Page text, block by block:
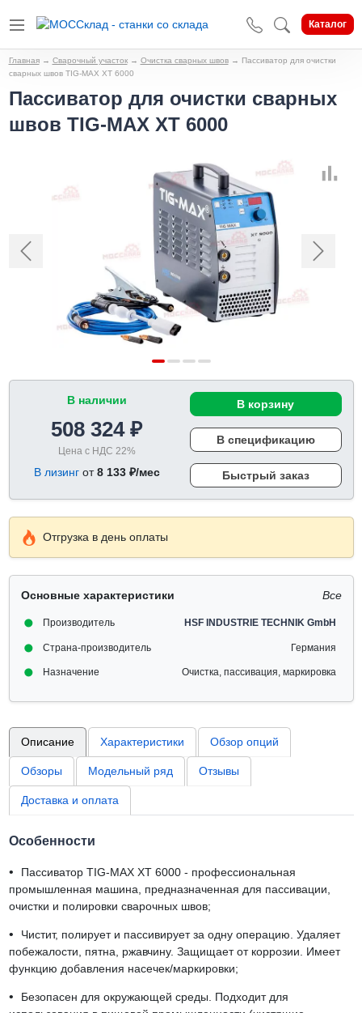
Каталог
Главная → Сварочный участок → Очистка сварных швов → Пассиватор для очистки
сварных швов TIG-MAX XT 6000
Пассиватор для очистки сварных
швов TIG-MAX XT 6000
Предыдущий
В наличии
508 324 ₽
Цена с НДС 22%
В лизингот8 133 ₽/мес
В корзину
В спецификацию
Быстрый заказ
Отгрузка в день оплаты
Основные характеристики Все
Производитель HSF INDUSTRIE TECHNIK GmbH
Страна-производитель Германия
Назначение Очистка, пассивация, маркировка
Описание Характеристики Обзор опций
Обзоры Модельный ряд Отзывы
Доставка и оплата
Особенности
•
Пассиватор TIG-MAX XT 6000 - профессиональная
промышленная машина, предназначенная для пассивации,
очистки и полировки сварочных швов;
•
Чистит, полирует и пассивирует за одну операцию. Удаляет
побежалости, пятна, ржавчину. Защищает от коррозии. Имеет
функцию добавления насечек/маркировки;
•
Безопасен для окружающей среды. Подходит для